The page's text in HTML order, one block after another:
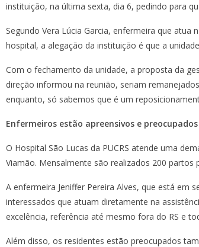
instituição, na última sexta, dia 6, pedindo para
Segundo Vera Lúcia Garcia, enfermeira que
hospital, a alegação da instituição é que a
Com o fechamento da unidade, a proposta da
direção informou na reunião, seriam
enquanto, só sabemos que é um
Enfermeiros estão apreensivos e
O Hospital São Lucas da PUCRS atende uma
Viamão. Mensalmente são realizados 200 partos
A enfermeira Jeniffer Pereira Alves, que está em
interessados que atuam diretamente na
excelência, referência até mesmo fora do RS e
Além disso, os residentes estão preocupados